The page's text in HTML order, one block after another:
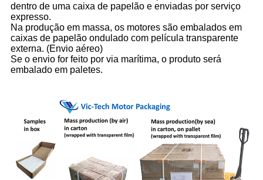
dentro de uma caixa de papelão e enviadas por serviço
expresso.
Na produção em massa, os motores são embalados em
caixas de papelão ondulado com película transparente
externa. (Envio aéreo)
Se o envio for feito por via marítima, o produto será
embalado em paletes.